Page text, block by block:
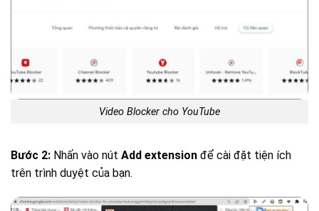
Video Blocker cho YouTube
Bước 2: Nhấn vào nút Add extension để cài đặt tiện ích
trên trình duyệt của bạn.